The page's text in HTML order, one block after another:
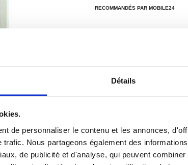
Détails
de personnaliser le contenu et les annonces,
Nous partageons également des
de publicité et d'analyse, qui peuvent
RECOMMANDÉS PAR MOBILE24
? CONTACTEZ-NOUS ! CHAT EN